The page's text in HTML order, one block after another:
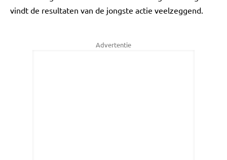
vindt de resultaten van de jongste actie veelzeggend.
Advertentie